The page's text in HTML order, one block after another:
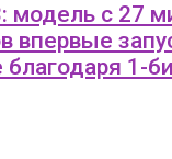
модель с 27
впервые
благодаря 1-